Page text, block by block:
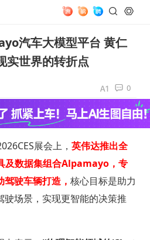
汽车大模型平台 黄仁
实世界的转折点
0
展会上， 英伟达推出全
及数据集组合Alpamayo，专
驶车辆打造， 核心目标是助力
驶场景，实现更智能的决策推